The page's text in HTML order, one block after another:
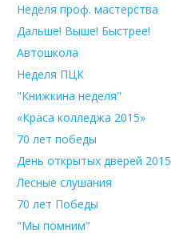
Неделя проф. мастерства
Дальше! Выше! Быстрее!
Автошкола
Неделя ПЦК
"Книжкина неделя"
«Краса колледжа 2015»
70 лет победы
День открытых дверей 2015
Лесные слушания
70 лет Победы
"Мы помним"